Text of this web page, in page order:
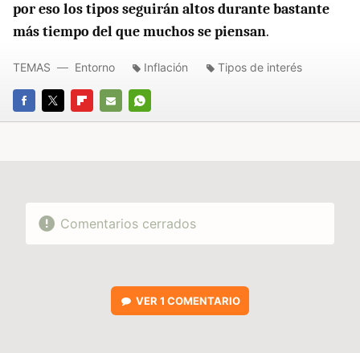
por eso los tipos seguirán altos durante bastante
más tiempo del que muchos se piensan.
FACEBOOK
TWITTERFLIPBOARD
E-
WHATSAPP
TEMAS Entorno Inflación Tipos de interés
Comentarios cerrados
VER 1 COMENTARIO